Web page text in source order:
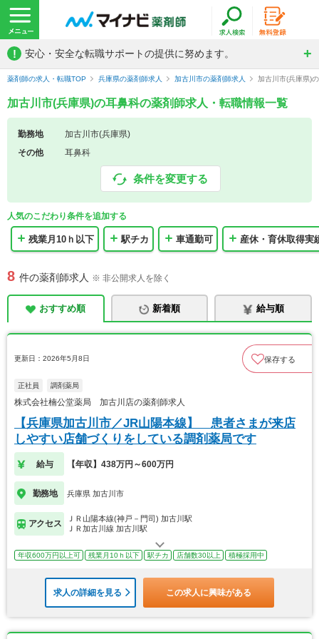
! 安心・安全な転職サポートの提供に努めます。
薬剤師の求人・転職TOP 兵庫県の薬剤師求人 加古川市の薬剤師求人 加古川市(兵庫県)
加古川市(兵庫県)の耳鼻科の薬剤師求人・転職情報一覧
勤務地
加古川市(兵庫県)
その他
耳鼻科
条件を変更する
人気のこだわり条件を追加する
残業月10ｈ以下 駅チカ 車通勤可 産休・育休取得実
8 件の薬剤師求人 ※ 非公開求人を除く
おすすめ順 新着順 給与順
更新日：2026年5月8日 保存する
正社員 調剤薬局
株式会社楠公堂薬局 加古川店の薬剤師求人
【兵庫県加古川市／JR山陽本線】 患者さまが来店
しやすい店舗づくりをしている調剤薬局です
給与 【年収】438万円～600万円
勤務地 兵庫県 加古川市
アクセス
ＪＲ山陽本線(神戸－門司) 加古川駅
ＪＲ加古川線 加古川駅
年収600万円以上可 残業月10ｈ以下 駅チカ 店舗数30以上 積極採用中
求人の詳細を見る この求人に興味がある